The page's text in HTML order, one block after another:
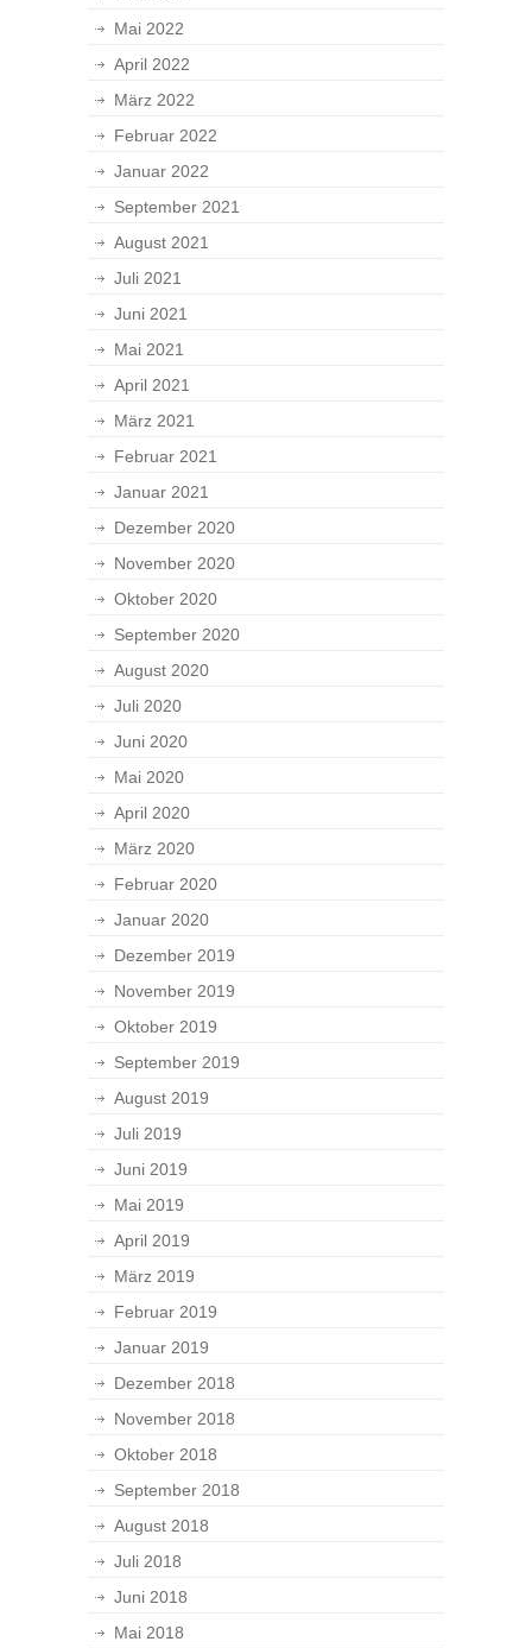
Mai 2022
April 2022
März 2022
Februar 2022
Januar 2022
September 2021
August 2021
Juli 2021
Juni 2021
Mai 2021
April 2021
März 2021
Februar 2021
Januar 2021
Dezember 2020
November 2020
Oktober 2020
September 2020
August 2020
Juli 2020
Juni 2020
Mai 2020
April 2020
März 2020
Februar 2020
Januar 2020
Dezember 2019
November 2019
Oktober 2019
September 2019
August 2019
Juli 2019
Juni 2019
Mai 2019
April 2019
März 2019
Februar 2019
Januar 2019
Dezember 2018
November 2018
Oktober 2018
September 2018
August 2018
Juli 2018
Juni 2018
Mai 2018